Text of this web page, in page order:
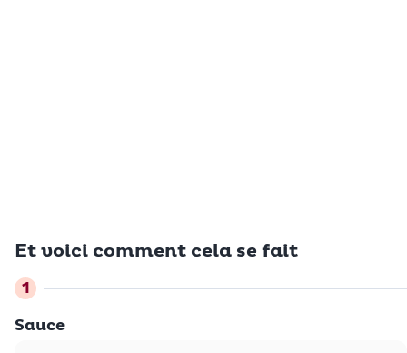
Et voici comment cela se fait
Sauce